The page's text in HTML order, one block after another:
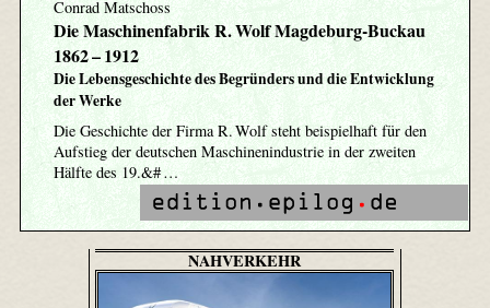
Conrad Matschoss
Die Maschinenfabrik R. Wolf Magdeburg-Buckau
1862 – 1912
Die Lebensgeschichte des Begründers und die Entwicklung
der Werke
Die Geschichte der Firma R. Wolf steht beispielhaft für den
Aufstieg der deutschen Maschinenindustrie in der zweiten
Hälfte des 19.&# …
NAHVERKEHR